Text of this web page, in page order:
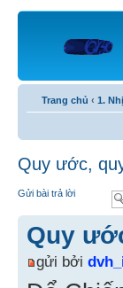
Trang chủ ‹ 1.
Quy ước,
Gửi bài trả lời
Quy
gửi bởi